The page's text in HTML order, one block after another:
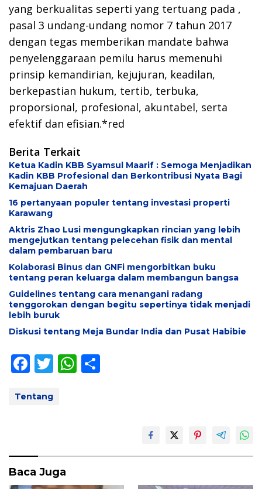
yang berkualitas seperti yang tertuang pada ,
pasal 3 undang-undang nomor 7 tahun 2017
dengan tegas memberikan mandate bahwa
penyelenggaraan pemilu harus memenuhi
prinsip kemandirian, kejujuran, keadilan,
berkepastian hukum, tertib, terbuka,
proporsional, profesional, akuntabel, serta
efektif dan efisian.*red
Berita Terkait
Ketua Kadin KBB Syamsul Maarif : Semoga Menjadikan
Kadin KBB Profesional dan Berkontribusi Nyata Bagi
Kemajuan Daerah
16 pertanyaan populer tentang investasi properti
Karawang
Aktris Zhao Lusi mengungkapkan rincian yang lebih
mengejutkan tentang pelecehan fisik dan mental
dalam pembaruan baru
Kolaborasi Binus dan GNFi mengorbitkan buku
tentang peran keluarga dalam membangun bangsa
Guidelines tentang cara menangani radang
tenggorokan dengan begitu sepertinya tidak menjadi
lebih buruk
Diskusi tentang Meja Bundar India dan Pusat Habibie
F
e
o
k
T W
p
Tentang
Baca Juga